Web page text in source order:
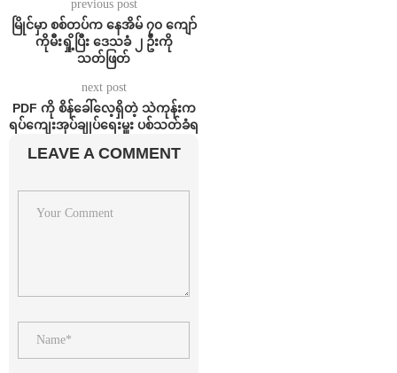
previous post
မြိုင်မှာ ‌စစ်တပ်က နေအိမ် ၇၀ ကျော်
ကိုမီးရှို့ပြီး ဒေသခံ ၂ ဦးကို
သတ်ဖြတ်
next post
PDF ကို စိန်ခေါ်လေ့ရှိတဲ့ သဲကုန်းက
ရပ်ကျေးအုပ်ချုပ်ရေးမှူး ပစ်သတ်ခံရ
LEAVE A COMMENT